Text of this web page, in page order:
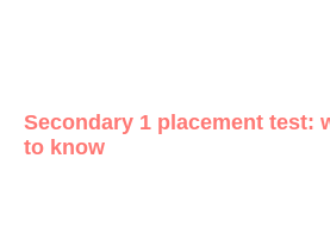
Secondary 1 placement test:
to know